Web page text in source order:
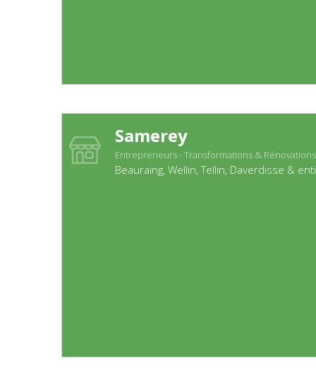
Samerey
Entrepreneurs - Transformations & Rénovations
Beauraing, Wellin, Tellin, Daverdisse &